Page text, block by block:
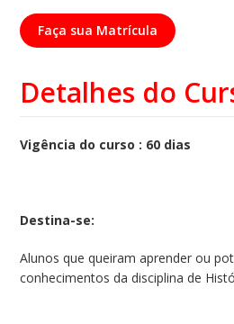
Faça sua Matrícula
Detalhes do
Vigência do curso : 60 dias
Destina-se:
Alunos que queiram aprender ou
conhecimentos da disciplina de